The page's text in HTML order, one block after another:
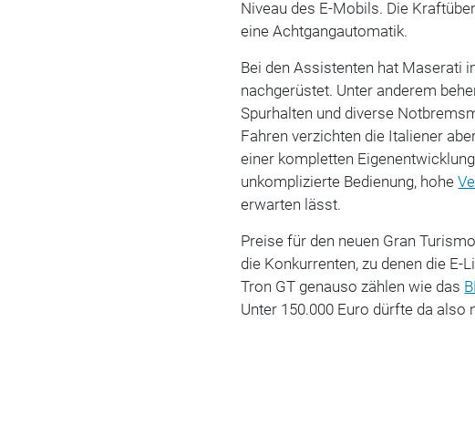
Niveau des E-Mobils. Die
eine Achtgangautomatik.
Bei den Assistenten hat Maserati
nachgerüstet. Unter anderem
Spurhalten und diverse
Fahren verzichten die Italiener
einer kompletten
unkomplizierte Bedienung, hohe
erwarten lässt.
Preise für den neuen Gran
die Konkurrenten, zu denen die E-
Tron GT genauso zählen wie das
Unter 150.000 Euro dürfte da also